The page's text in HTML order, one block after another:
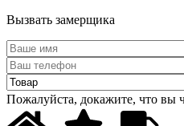
Вызвать замерщика
Пожалуйста, докажите, что вы